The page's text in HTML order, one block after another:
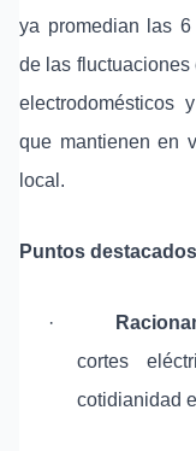
ya promedian las
de las fluctuaciones
electrodomésticos
que mantienen en
local.
Puntos
·
cortes
cotidianidad